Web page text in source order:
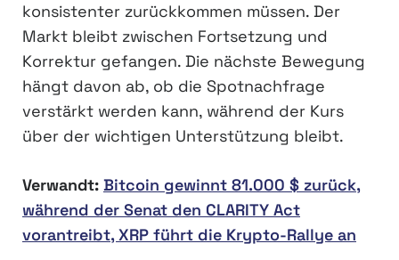
konsistenter zurückkommen müssen. Der
Markt bleibt zwischen Fortsetzung und
Korrektur gefangen. Die nächste Bewegung
hängt davon ab, ob die Spotnachfrage
verstärkt werden kann, während der Kurs
über der wichtigen Unterstützung bleibt.
Verwandt: Bitcoin gewinnt 81.000 $ zurück,
während der Senat den CLARITY Act
vorantreibt, XRP führt die Krypto-Rallye an